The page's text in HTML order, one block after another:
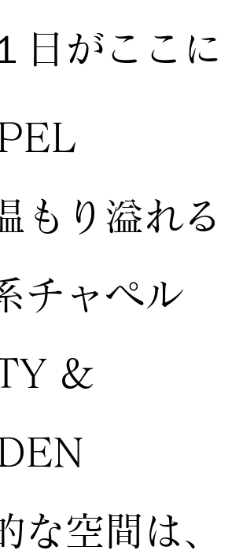
日がここに
もり溢れる
チャペル
&
な空間は、